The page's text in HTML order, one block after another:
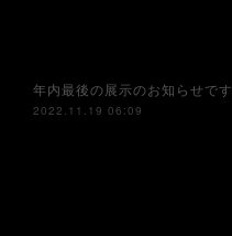
年内最後の展示のお知らせです
2022.11.19 06:09